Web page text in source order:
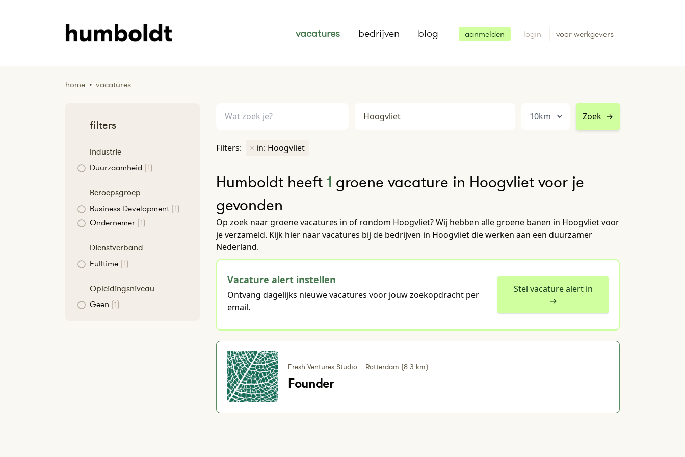
vacatures bedrijven blog aanmelden login voor werkgevers
home • vacatures
Zoek →
Filters: × in: Hoogvliet
Humboldt heeft 1 groene vacature in Hoogvliet voor je
gevonden
Op zoek naar groene vacatures in of rondom Hoogvliet? Wij hebben alle groene banen in Hoogvliet voor
je verzameld. Kijk hier naar vacatures bij de bedrijven in Hoogvliet die werken aan een duurzamer
Nederland.
Vacature alert instellen
Ontvang dagelijks nieuwe vacatures voor jouw zoekopdracht per
email.
Stel vacature alert in
→
Fresh Ventures Studio Rotterdam (8.3 km)
Founder
filters
Industrie
Duurzaamheid (1)
Beroepsgroep
Business Development (1)
Ondernemer (1)
Dienstverband
Fulltime (1)
Opleidingsniveau
Geen (1)